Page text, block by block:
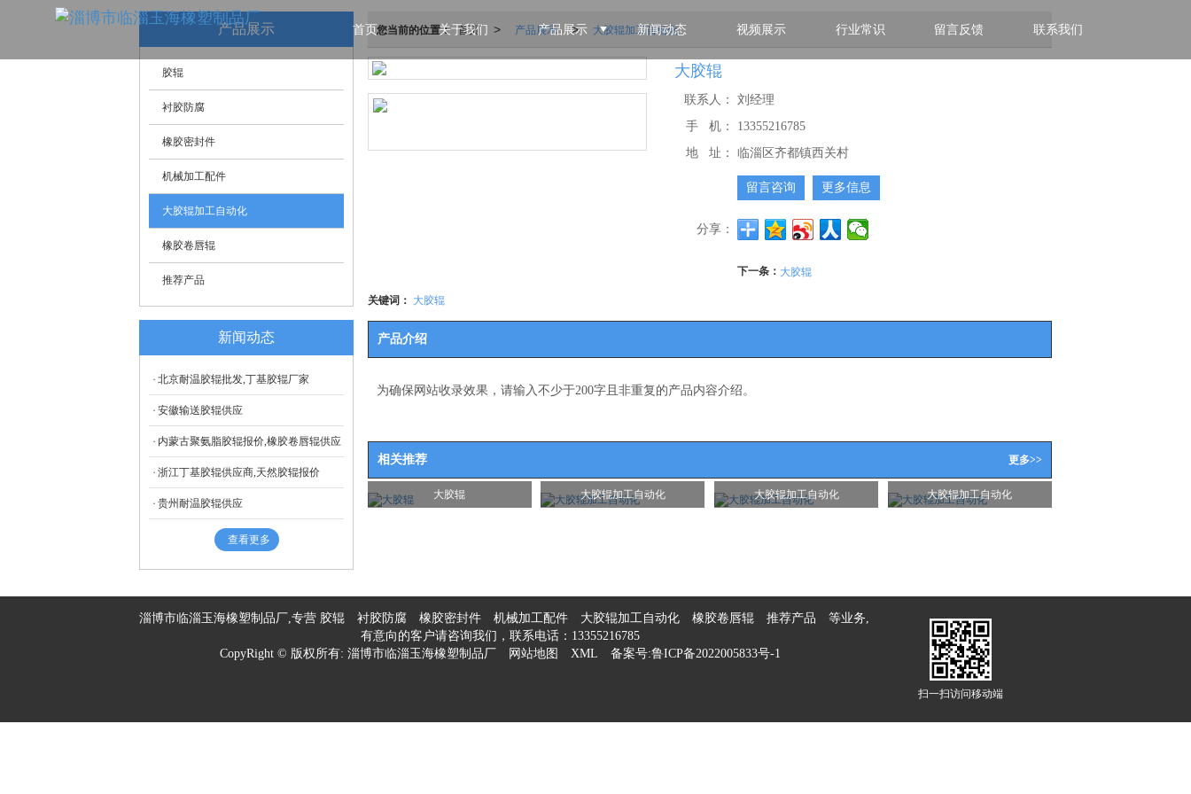
首页 关于我们 产品展示 新闻动态 视频展示 行业常识 留言反馈 联系我们
您当前的位置： 首页 > 产品展示 > 大胶辊加工自动化
大胶辊
联系人：
刘经理
手 机：
13355216785
地 址：
临淄区齐都镇西关村
留言咨询 更多信息
分享：
下一条： 大胶辊
关键词： 大胶辊
产品介绍
为确保网站收录效果，请输入不少于200字且非重复的产品内容介绍。
相关推荐 更多>>
大胶辊 大胶辊加工自动化 大胶辊加工自动化 大胶辊加工自动化
产品展示
胶辊
衬胶防腐
橡胶密封件
机械加工配件
大胶辊加工自动化
橡胶卷唇辊
推荐产品
新闻动态
北京耐温胶辊批发,丁基胶辊厂家
安徽输送胶辊供应
内蒙古聚氨脂胶辊报价,橡胶卷唇辊供应
浙江丁基胶辊供应商,天然胶辊报价
贵州耐温胶辊供应
查看更多
淄博市临淄玉海橡塑制品厂,专营 胶辊 衬胶防腐 橡胶密封件 机械加工配件 大胶辊加工自动化 橡胶卷唇辊 推荐产品
等业务,
有意向的客户请咨询我们，联系电话： 13355216785
CopyRight © 版权所有: 淄博市临淄玉海橡塑制品厂 网站地图 XML 备案号:鲁ICP备2022005833号-1
扫一扫访问移动端